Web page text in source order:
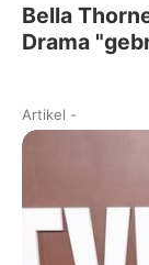
Bella
Drama
Artikel -